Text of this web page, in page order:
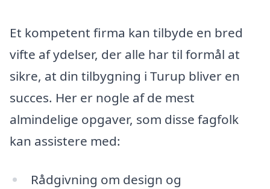
Et kompetent firma kan tilbyde en bred
vifte af ydelser, der alle har til formål at
sikre, at din tilbygning i Turup bliver en
succes. Her er nogle af de mest
almindelige opgaver, som disse fagfolk
kan assistere med:
Rådgivning om design og